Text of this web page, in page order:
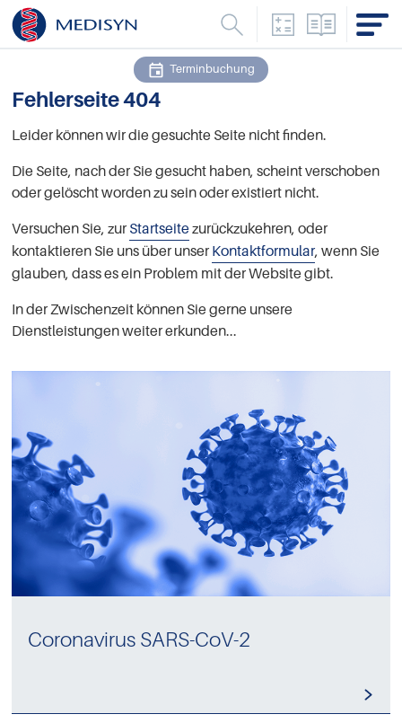
Fehlerseite 404
Leider können wir die gesuchte Seite nicht finden.
Die Seite, nach der Sie gesucht haben, scheint verschoben
oder gelöscht worden zu sein oder existiert nicht.
Versuchen Sie, zur Startseitezurückzukehren, oder
kontaktieren Sie uns über unser Kontaktformular, wenn Sie
glauben, dass es ein Problem mit der Website gibt.
In der Zwischenzeit können Sie gerne unsere
Dienstleistungen weiter erkunden...
Coronavirus SARS-CoV-2
Terminbuchung
Menu